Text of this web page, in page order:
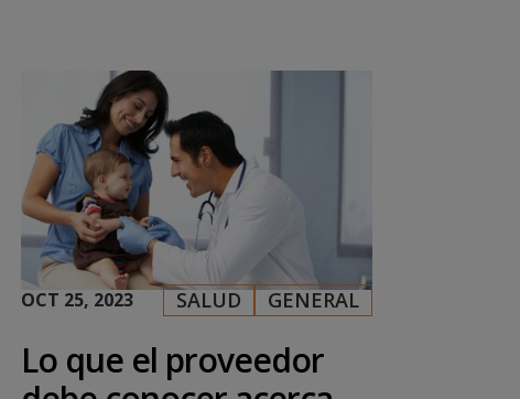
Lo que el proveedor
OCT 25, 2023
| GENERAL
, SALUD